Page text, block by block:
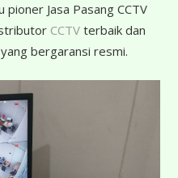
pioner Jasa Pasang CCTV
CCTV terbaik dan
bergaransi resmi.